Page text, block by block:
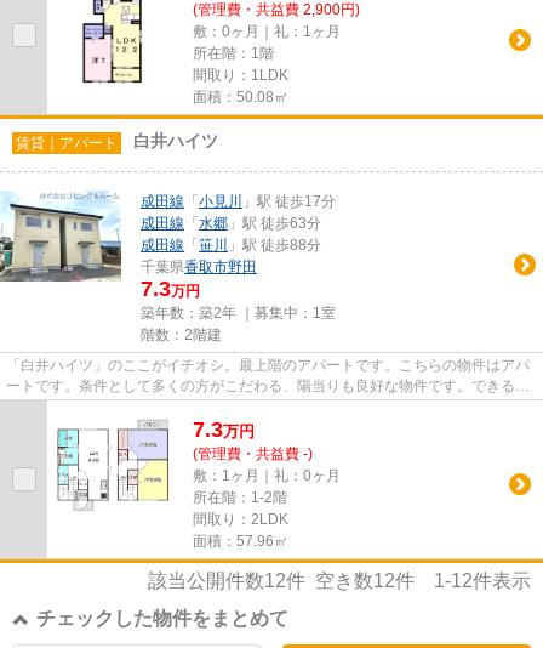
(管理費・共益費 2,900円)
敷：0ヶ月｜礼：1ヶ月
所在階：1階
間取り：1LDK
面積：50.08㎡
賃貸｜アパート 白井ハイツ
成田線 「 小見川
」駅 徒歩17分
成田線 「 水郷 」駅 徒歩63分
成田線 「 笹川
」駅 徒歩88分
千葉県香取市野田
7.3万円
築年数：築2年 ｜募集中： 1室
階数：2階建
「白井ハイツ」のここがイチオシ。最上階のアパートです。こちらの物件はアパ
ートです。条件として多くの方がこだわる、陽当りも良好な物件です。できるだ
7.3万円
(管理費・共益費 -)
敷：1ヶ月｜礼：0ヶ月
所在階：1-2階
間取り：2LDK
面積：57.96㎡
該当公開件数12件 空き数12件 1-12件表示
チェックした物件をまとめて